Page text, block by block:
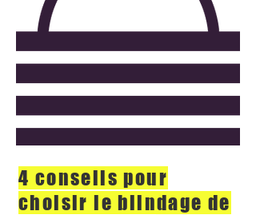
4 conseils pour
choisir le blindage de